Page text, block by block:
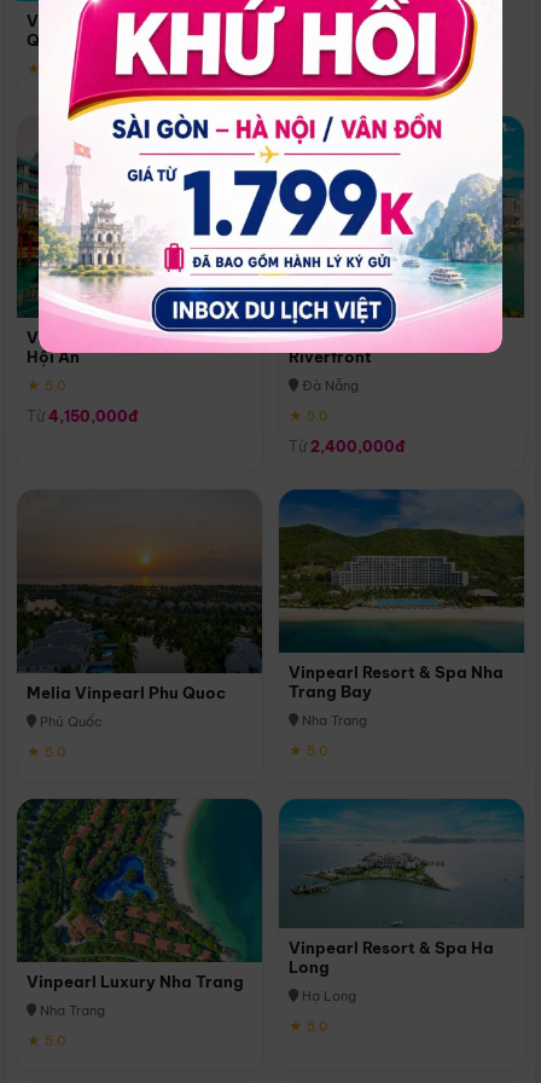
Vinpearl Resort & Spa Phu
Quoc
★ 5.0
Quoc
Phú Quốc
★ 5.0
Vinpearl Resort & Golf Nam
Hội An
★ 5.0
Từ 4,150,000đ
Melia Vinpearl Danang
Riverfront
Đà Nẵng
★ 5.0
Từ 2,400,000đ
Melia Vinpearl Phu Quoc
Phú Quốc
★ 5.0
Vinpearl Resort & Spa Nha
Trang Bay
Nha Trang
★ 5.0
Vinpearl Luxury Nha Trang
Nha Trang
★ 5.0
Vinpearl Resort & Spa Ha
Long
Hạ Long
★ 5.0